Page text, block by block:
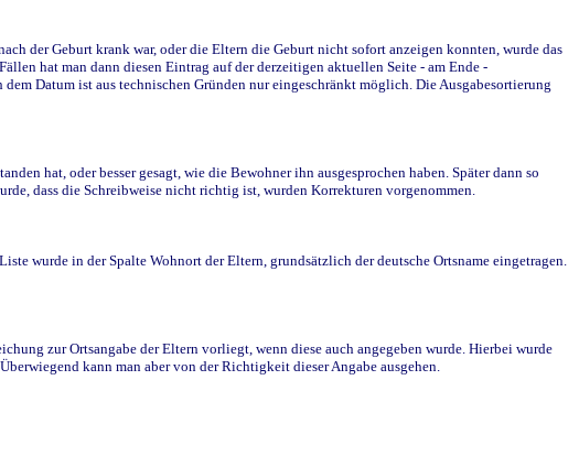
der Geburt krank war, oder die Eltern die Geburt nicht sofort anzeigen konnten, wurde das
hat man dann diesen Eintrag auf der derzeitigen aktuellen Seite - am Ende -
Datum ist aus technischen Gründen nur eingeschränkt möglich. Die Ausgabesortierung
hat, oder besser gesagt, wie die Bewohner ihn ausgesprochen haben. Später dann so
dass die Schreibweise nicht richtig ist, wurden Korrekturen vorgenommen.
wurde in der Spalte Wohnort der Eltern, grundsätzlich der deutsche Ortsname eingetragen.
zur Ortsangabe der Eltern vorliegt, wenn diese auch angegeben wurde. Hierbei wurde
kann man aber von der Richtigkeit dieser Angabe ausgehen.